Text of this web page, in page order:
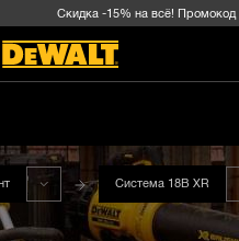
Скидка -15% на всё! Промокод
Система 18В XR